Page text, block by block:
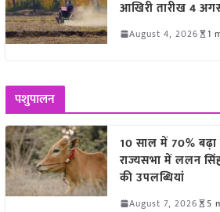
आखिरी तारीख 4
August 4, 2026 1
पशुपालन
10 साल में 70%
राज्यसभा में ललन
की उपलब्धियां
August 7, 2026 5